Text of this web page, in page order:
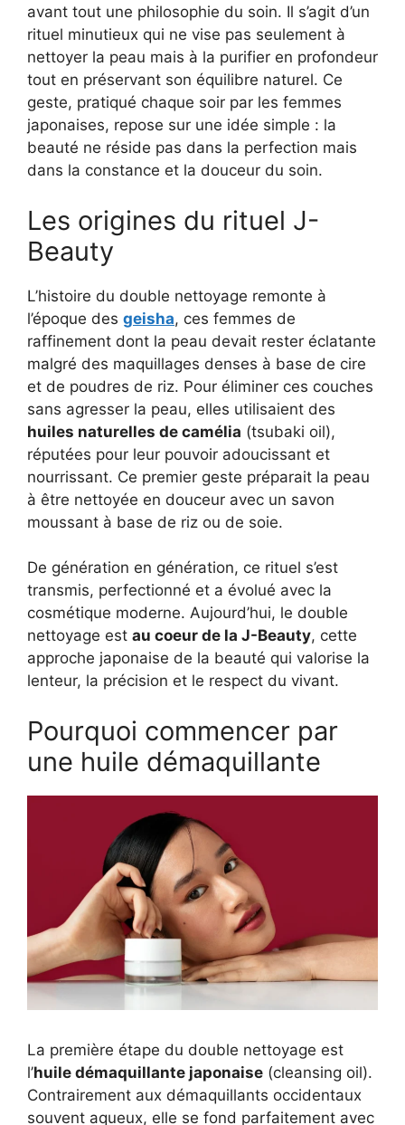
avant tout une philosophie du soin. Il s’agit d’un
rituel minutieux qui ne vise pas seulement à
nettoyer la peau mais à la purifier en profondeur
tout en préservant son équilibre naturel. Ce
geste, pratiqué chaque soir par les femmes
japonaises, repose sur une idée simple : la
beauté ne réside pas dans la perfection mais
dans la constance et la douceur du soin.
Les origines du rituel J-
Beauty
L’histoire du double nettoyage remonte à
l’époque des geisha, ces femmes de
raffinement dont la peau devait rester éclatante
malgré des maquillages denses à base de cire
et de poudres de riz. Pour éliminer ces couches
sans agresser la peau, elles utilisaient des
huiles naturelles de camélia (tsubaki oil),
réputées pour leur pouvoir adoucissant et
nourrissant. Ce premier geste préparait la peau
à être nettoyée en douceur avec un savon
moussant à base de riz ou de soie.
De génération en génération, ce rituel s’est
transmis, perfectionné et a évolué avec la
cosmétique moderne. Aujourd’hui, le double
nettoyage est au coeur de la J-Beauty, cette
approche japonaise de la beauté qui valorise la
lenteur, la précision et le respect du vivant.
Pourquoi commencer par
une huile démaquillante
La première étape du double nettoyage est
l’huile démaquillante japonaise (cleansing oil).
Contrairement aux démaquillants occidentaux
souvent aqueux, elle se fond parfaitement avec